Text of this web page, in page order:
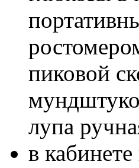
пиковой
лупа
в